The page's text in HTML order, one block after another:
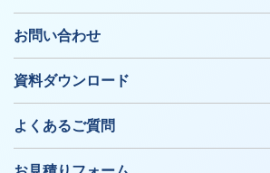
お問い合わせ
資料ダウンロード
よくあるご質問